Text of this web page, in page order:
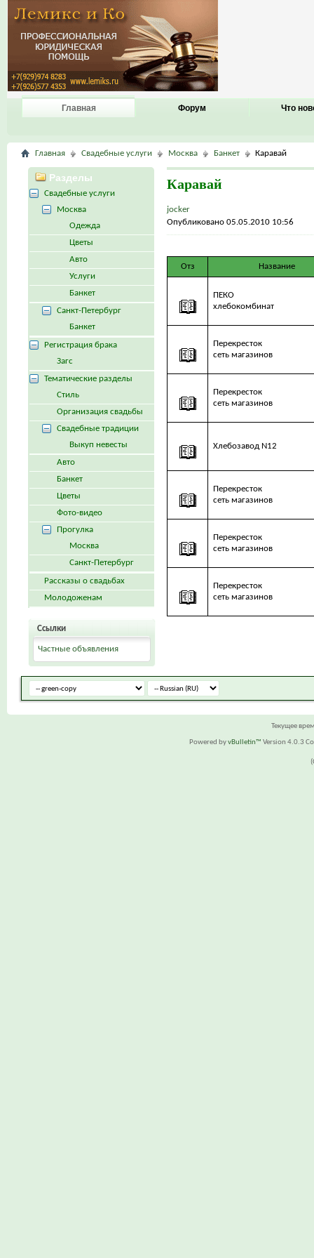
Главная Форум Что
Главная Свадебные услуги Москва Банкет Каравай
Каравай
jocker
Опубликовано 05.05.2010 10:56
Отз Название
ПЕКО
хлебокомбинат
Перекресток
сеть магазинов
Перекресток
сеть магазинов
Хлебозавод N12
Перекресток
сеть магазинов
Перекресток
сеть магазинов
Перекресток
сеть магазинов
Разделы
Свадебные услуги
Москва
Одежда
Цветы
Авто
Услуги
Банкет
Санкт-Петербург
Банкет
Регистрация брака
Загс
Тематические разделы
Стиль
Организация свадьбы
Свадебные традиции
Выкуп невесты
Авто
Банкет
Цветы
Фото-видео
Прогулка
Москва
Санкт-Петербург
Рассказы о свадьбах
Молодоженам
Ссылки
Частные объявления
Текущее
Powered byvBulletin™ Version 4.0.3